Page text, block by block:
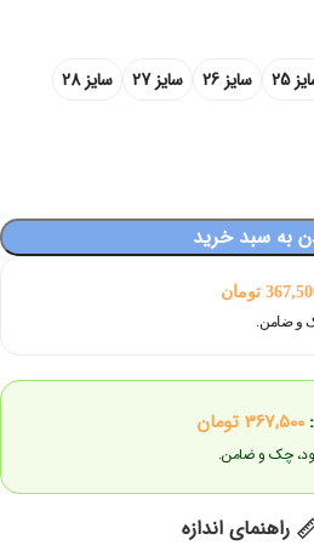
25 سایز 26 سایز 27
سایز 28
به سبد خرید
تومان
367,500 تومان
راهنمای اندازه